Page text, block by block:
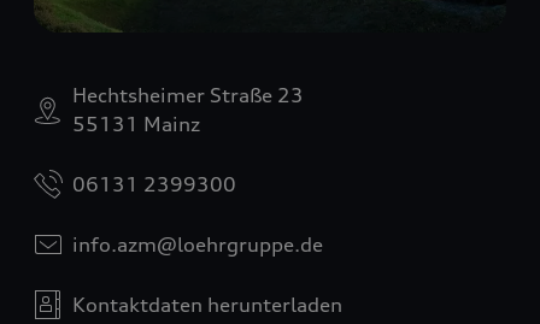
Hechtsheimer Straße 23
55131 Mainz
06131 2399300
info.azm@loehrgruppe.de
Kontaktdaten herunterladen